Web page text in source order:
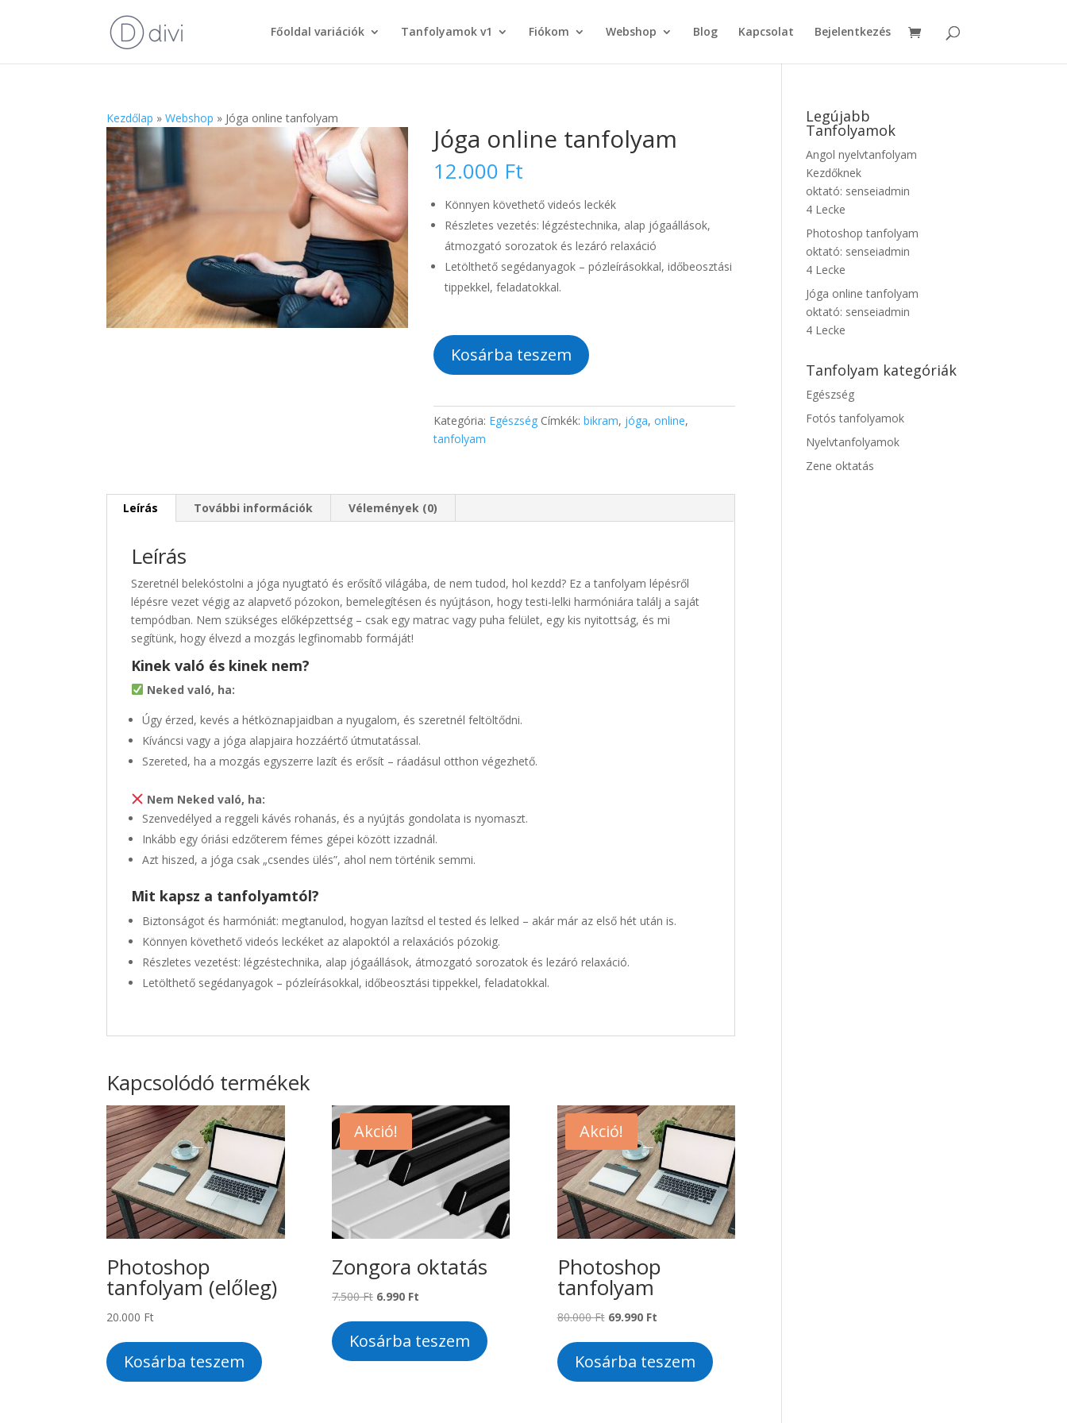
Főoldal variációk Tanfolyamok v1 Fiókom Webshop Blog Kapcsolat Bejelentkezés
Kezdőlap »Webshop » Jóga online tanfolyam
Jóga online tanfolyam
12.000 Ft
Könnyen követhető videós leckék
Részletes vezetés: légzéstechnika, alap jógaállások,
átmozgató sorozatok és lezáró relaxáció
Letölthető segédanyagok – pózleírásokkal, időbeosztási
tippekkel, feladatokkal.
Jóga
online
tanfolyam
Kosárba teszem
Kategória: Egészség Címkék:bikram, jóga,online,
tanfolyam
Leírás További információk Vélemények (0)
Leírás
Szeretnél belekóstolni a jóga nyugtató és erősítő világába, de nem tudod, hol kezdd? Ez a tanfolyam lépésről
lépésre vezet végig az alapvető pózokon, bemelegítésen és nyújtáson, hogy testi-lelki harmóniára találj a saját
tempódban. Nem szükséges előképzettség – csak egy matrac vagy puha felület, egy kis nyitottság, és mi
segítünk, hogy élvezd a mozgás legfinomabb formáját!
Kinek való és kinek nem?
Neked való, ha:
Úgy érzed, kevés a hétköznapjaidban a nyugalom, és szeretnél feltöltődni.
Kíváncsi vagy a jóga alapjaira hozzáértő útmutatással.
Szereted, ha a mozgás egyszerre lazít és erősít – ráadásul otthon végezhető.
Nem Neked való, ha:
Szenvedélyed a reggeli kávés rohanás, és a nyújtás gondolata is nyomaszt.
Inkább egy óriási edzőterem fémes gépei között izzadnál.
Azt hiszed, a jóga csak „csendes ülés”, ahol nem történik semmi.
Mit kapsz a tanfolyamtól?
Biztonságot és harmóniát: megtanulod, hogyan lazítsd el tested és lelked – akár már az első hét után is.
Könnyen követhető videós leckéket az alapoktól a relaxációs pózokig.
Részletes vezetést: légzéstechnika, alap jógaállások, átmozgató sorozatok és lezáró relaxáció.
Letölthető segédanyagok – pózleírásokkal, időbeosztási tippekkel, feladatokkal.
Kapcsolódó termékek
Photoshop
tanfolyam (előleg)
20.000 Ft
Kosárba teszem
Akció!
Zongora oktatás
7.500Ft Original
was:
7.500 Ft.
6.990 FtCurrent
is:
6.990 Ft.
Kosárba teszem
Akció!
Photoshop
tanfolyam
80.000Ft Original
was:
80.000 Ft.
69.990 FtCurrent
69.990 Ft.
Kosárba teszem
Legújabb
Tanfolyamok
Angol nyelvtanfolyam
Kezdőknek
oktató: senseiadmin
4 Lecke
Photoshop tanfolyam
oktató: senseiadmin
4 Lecke
Jóga online tanfolyam
oktató: senseiadmin
4 Lecke
Tanfolyam kategóriák
Egészség
Fotós tanfolyamok
Nyelvtanfolyamok
Zene oktatás